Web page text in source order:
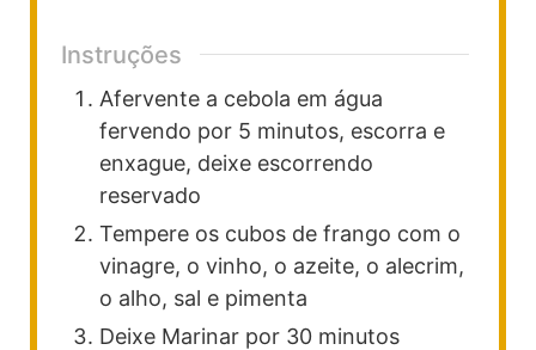
Instruções
Afervente a cebola em água
fervendo por 5 minutos, escorra e
enxague, deixe escorrendo
reservado
Tempere os cubos de frango com o
vinagre, o vinho, o azeite, o alecrim,
o alho, sal e pimenta
Deixe Marinar por 30 minutos